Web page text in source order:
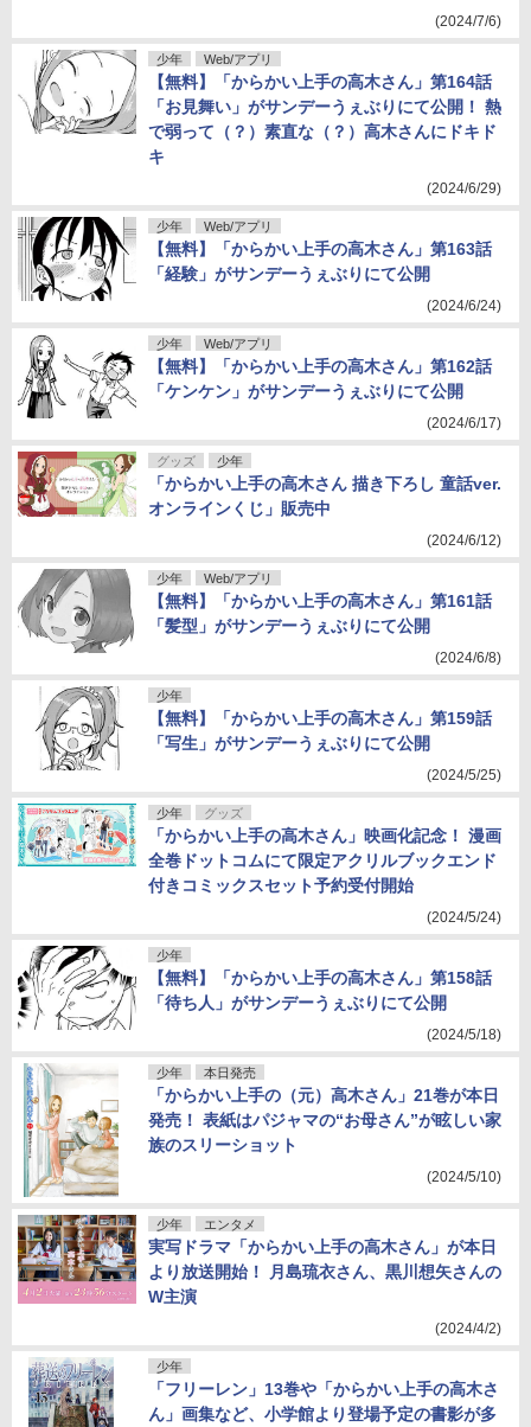
(2024/7/6)
少年 Web/アプリ
【無料】「からかい上手の高木さん」第164話
「お見舞い」がサンデーうぇぶりにて公開！ 熱
で弱って（？）素直な（？）高木さんにドキド
キ
(2024/6/29)
少年 Web/アプリ
【無料】「からかい上手の高木さん」第163話
「経験」がサンデーうぇぶりにて公開
(2024/6/24)
少年 Web/アプリ
【無料】「からかい上手の高木さん」第162話
「ケンケン」がサンデーうぇぶりにて公開
(2024/6/17)
グッズ 少年
「からかい上手の高木さん 描き下ろし 童話ver.
オンラインくじ」販売中
(2024/6/12)
少年 Web/アプリ
【無料】「からかい上手の高木さん」第161話
「髪型」がサンデーうぇぶりにて公開
(2024/6/8)
少年
【無料】「からかい上手の高木さん」第159話
「写生」がサンデーうぇぶりにて公開
(2024/5/25)
少年 グッズ
「からかい上手の高木さん」映画化記念！ 漫画
全巻ドットコムにて限定アクリルブックエンド
付きコミックスセット予約受付開始
(2024/5/24)
少年
【無料】「からかい上手の高木さん」第158話
「待ち人」がサンデーうぇぶりにて公開
(2024/5/18)
少年 本日発売
「からかい上手の（元）高木さん」21巻が本日
発売！ 表紙はパジャマの“お母さん”が眩しい家
族のスリーショット
(2024/5/10)
少年 エンタメ
実写ドラマ「からかい上手の高木さん」が本日
より放送開始！ 月島琉衣さん、黒川想矢さんの
W主演
(2024/4/2)
少年
「フリーレン」13巻や「からかい上手の高木さ
ん」画集など、小学館より登場予定の書影が多